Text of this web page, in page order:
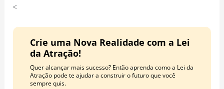
<
Crie uma Nova Realidade com a Lei
da Atração!
Quer alcançar mais sucesso? Então aprenda como a Lei da
Atração pode te ajudar a construir o futuro que você
sempre quis.